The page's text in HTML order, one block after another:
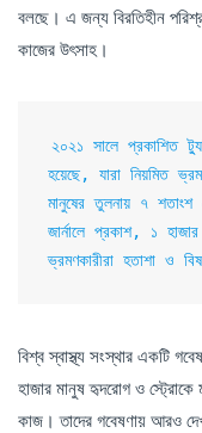
বলছে। এ জন্য বিরতিহীন
কাজের উৎসাহ।
২০২১ সালে প্রকাশিত
হয়েছে, যারা নিয়মিত
মানুষের তুলনায় ৭
জার্নালে প্রকাশ, ১
ভ্রমণকারীরা হতাশা ও
বিশ্ব স্বাস্থ্য সংস্থার একটি
হাজার মানুষ হৃদরোগ ও স্ট্রোকে
কাজ। তাদের গবেষণায় আরও